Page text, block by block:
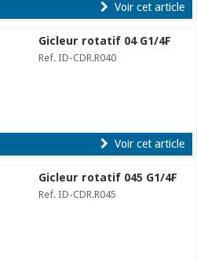
Voir cet article
Gicleur rotatif 04 G1/4F
Ref. ID-CDR.R040
Voir cet article
Gicleur rotatif 045 G1/4F
Ref. ID-CDR.R045